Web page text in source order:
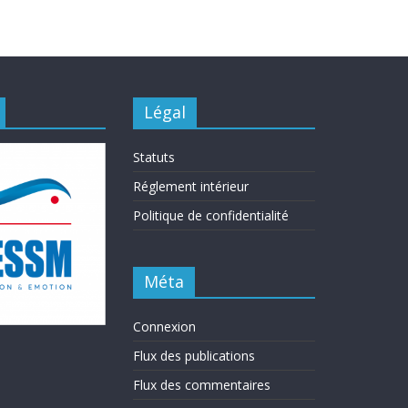
Légal
Statuts
Réglement intérieur
Politique de confidentialité
Méta
Connexion
Flux des publications
Flux des commentaires